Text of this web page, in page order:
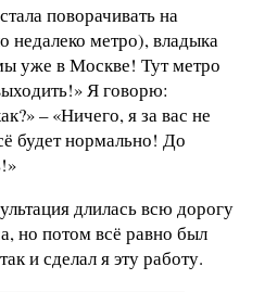
поворачивать на
недалеко метро), владыка
уже в Москве! Тут метро
Я говорю:
– «Ничего, я за вас не
будет нормально! До
длилась всю дорогу
но потом всё равно был
и сделал я эту работу.